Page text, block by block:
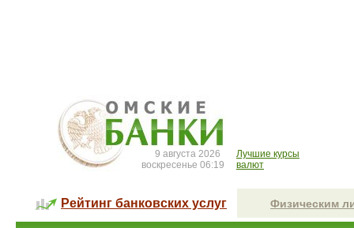
9 августа 2026
воскресенье 06:19
Лучшие курсы
валют
Рейтинг банковских услуг Физическим